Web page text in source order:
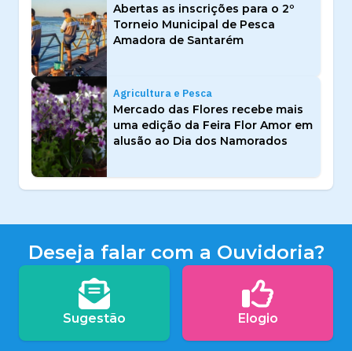
Abertas as inscrições para o 2º
Torneio Municipal de Pesca
Amadora de Santarém
Agricultura e Pesca
Mercado das Flores recebe mais
uma edição da Feira Flor Amor em
alusão ao Dia dos Namorados
Deseja falar com a Ouvidoria?
Sugestão Elogio